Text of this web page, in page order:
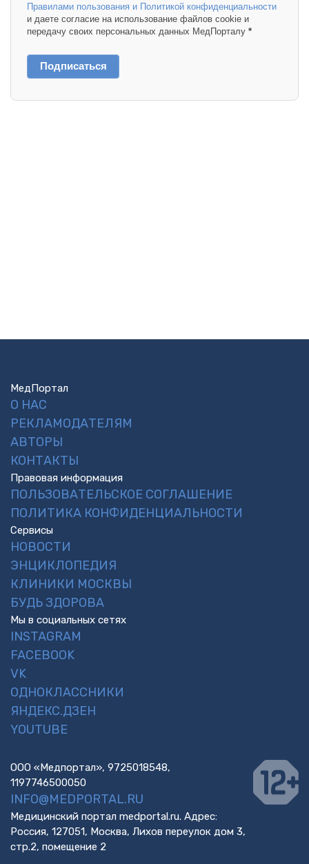
Правилами пользования и Политикой конфиденциальности
и даете согласие на использование файлов cookie и
передачу своих персональных данных МедПорталу *
Подписаться
МедПортал
О НАС
РЕКЛАМОДАТЕЛЯМ
АВТОРЫ
КОНТАКТЫ
Правовая информация
ПОЛЬЗОВАТЕЛЬСКОЕ СОГЛАШЕНИЕ
ПОЛИТИКА КОНФИДЕНЦИАЛЬНОСТИ
Сервисы
НОВОСТИ
ЭНЦИКЛОПЕДИЯ
КЛИНИКИ МОСКВЫ
БУДЬ ЗДОРОВА
Мы в социальных сетях
INSTAGRAM
FACEBOOK
VK
ОДНОКЛАССНИКИ
ЯНДЕКС.ДЗЕН
YOUTUBE
ООО «Медпортал», 9725018548,
1197746500050
INFO@MEDPORTAL.RU
Медицинский портал medportal.ru. Адрес:
Россия, 127051, Москва, Лихов переулок дом 3,
стр.2, помещение 2